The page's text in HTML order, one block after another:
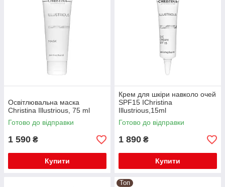
Освітлювальна маска
Christina Illustrious, 75 ml
Готово до відправки
1 590 ₴
Купити
Крем для шкіри навколо очей
SPF15 IChristina
Illustrious,15ml
Готово до відправки
1 890 ₴
Купити
Топ